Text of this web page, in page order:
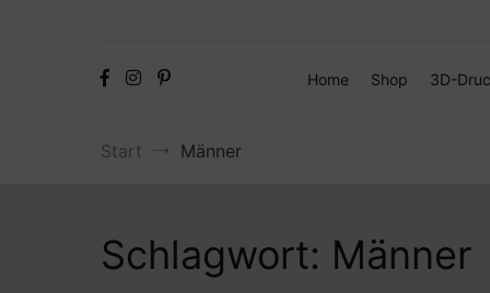
Home
Shop 3D-
Start Männer
Schlagwort: Männer